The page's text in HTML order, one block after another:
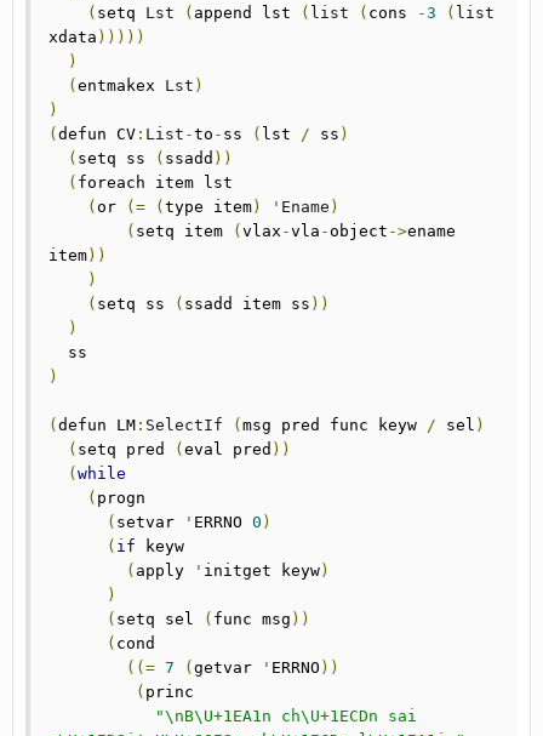
( setq Lst ( append lst ( list ( cons -3 ( list
xdata )))))
)
( entmakex Lst )
)
( defun CV : List -to - ss ( lst / ss )
( setq ss ( ssadd ))
( foreach item	lst
(
(= ( type item) ' Ename )
( setq item ( vlax -vla -object ->ename
item))
)
( setq ss ( ssadd item ss ))
)
)
( defun LM : SelectIf ( msg pred func keyw / sel )
( setq pred ( eval pred ))
( while
( progn
( setvar ' ERRNO 0 )
( if keyw
( apply ' initget keyw)
)
( setq sel ( func msg ))
( cond
((= 7 ( getvar ' ERRNO ))
( princ
"\nB\U+1EA1n ch\U+1ECDn sai